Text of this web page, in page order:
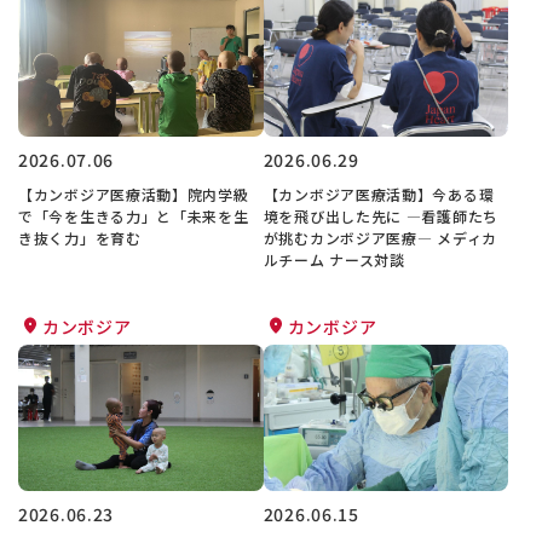
2026.07.06
【カンボジア医療活動】院内学級
で「今を生きる力」と「未来を生
き抜く力」を育む
2026.06.29
【カンボジア医療活動】今ある環
境を飛び出した先に ―看護師たち
が挑むカンボジア医療― メディカ
ルチーム ナース対談
カンボジア
2026.06.23
カンボジア
2026.06.15